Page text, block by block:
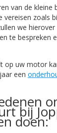
van de kleine
vereisen zoals
we
te bespreken
op uw motor
een
bij
doen: